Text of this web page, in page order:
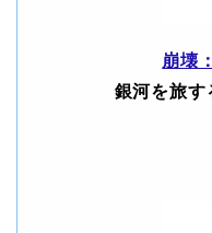
崩壊
銀河を旅す